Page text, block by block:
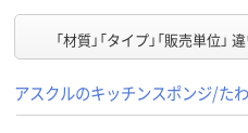
「材質」「タイプ」「販売単位」
アスクルのキッチンスポンジ/た